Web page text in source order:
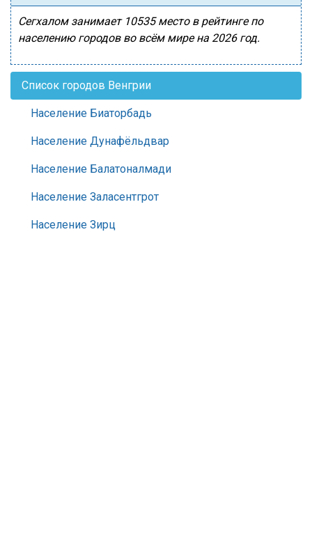
Сегхалом занимает 10535 место в рейтинге по
населению городов во всём мире на 2026 год.
Список городов Венгрии
Население Биаторбадь
Население Дунафёльдвар
Население Балатоналмади
Население Заласентгрот
Население Зирц